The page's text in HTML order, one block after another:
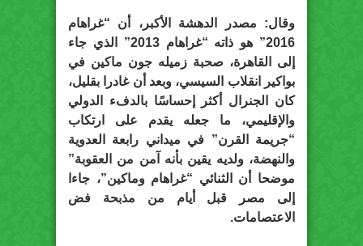
وقال: مصدر الدهشة الأكبر، أن “غراهام
2016” هو ذاته “غراهام 2013” الذي جاء
إلى القاهرة، صحبة زميله جون ماكين في
بواكير انقلاب السيسي، وبعد أن غادرا بقليل،
كان الجنرال أكثر إحساسًا بالدفء الدولي
والإقليمي، ما جعله يقدم على ارتكاب
“جريمة القرن” في ميداني رابعة العدوية
والنهضة، ولديه يقين بأنه آمن من العقوبة”
موضحا أن الثنائي “غراهام وماكين”، جاءا
إلى مصر قبل أيام من مذبحة فض
الاعتصامات.